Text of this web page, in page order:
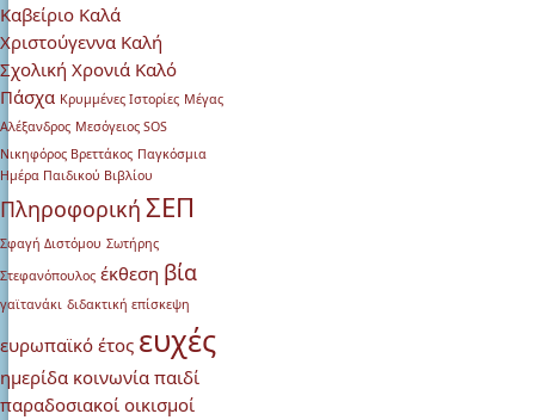
Καβείριο Καλά
Χριστούγεννα Καλή
Σχολική Χρονιά Καλό
Πάσχα Κρυμμένες Ιστορίες Μέγας
Αλέξανδρος Μεσόγειος SOS
Νικηφόρος Βρεττάκος Παγκόσμια
Ημέρα Παιδικού Βιβλίου
Πληροφορική ΣΕΠ
Σφαγή Διστόμου Σωτήρης
Στεφανόπουλος έκθεση βία
γαϊτανάκι διδακτική επίσκεψη
ευρωπαϊκό έτος ευχές
ημερίδα κοινωνία παιδί
παραδοσιακοί οικισμοί